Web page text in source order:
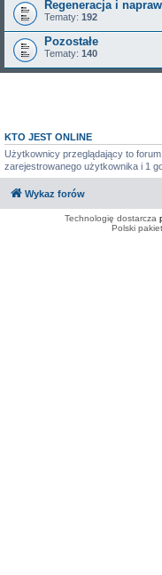
Regeneracja i
Tematy: 192
Pozostałe
Tematy: 140
KTO JEST ONLINE
Użytkownicy przeglądający to
zarejestrowanego użytkownika i 1
Wykaz forów
Technologię dostarcza
Polski